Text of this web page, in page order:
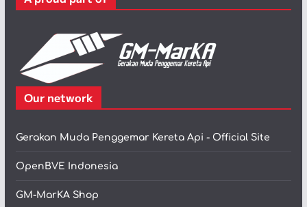
Our network
Gerakan Muda Penggemar Kereta Api - Official Site
OpenBVE Indonesia
GM-MarKA Shop